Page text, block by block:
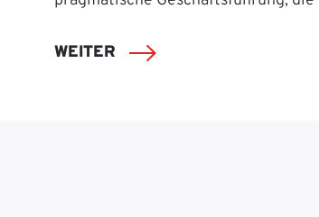
WEITER